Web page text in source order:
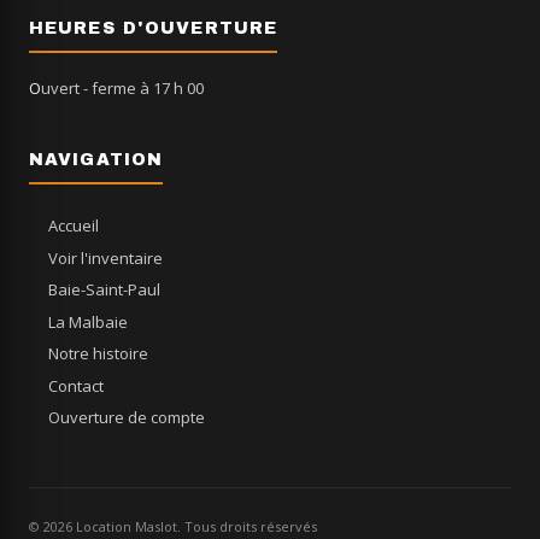
HEURES D'OUVERTURE
Ouvert- ferme à 17 h 00
NAVIGATION
Accueil
Voir l'inventaire
Baie-Saint-Paul
La Malbaie
Notre histoire
Contact
Ouverture de compte
© 2026 Location Maslot. Tous droits réservés